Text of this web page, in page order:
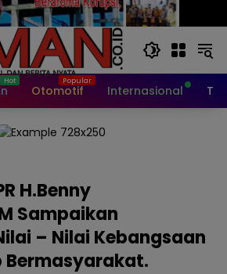
Otomotif Internasional
H.Benny
Sampaikan
– Nilai Kebangsaan
Bermasyarakat.